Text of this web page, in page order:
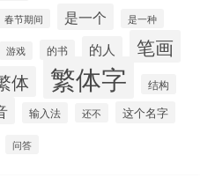
春节期间 是一个 是一种
游戏 的书 的人 笔画
体 繁体字 结构
输入法 还不 这个名字
问答